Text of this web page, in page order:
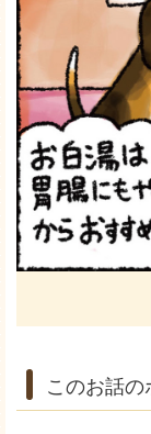
このお話の